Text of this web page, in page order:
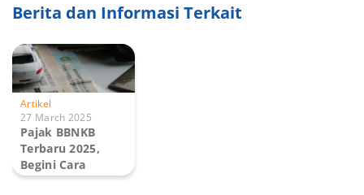
Berita dan Informasi Terkait
Artikel
27 March 2025
Pajak BBNKB
Terbaru 2025,
Begini Cara
Hitungnya